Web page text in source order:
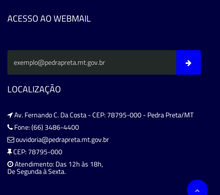
ACESSO AO WEBMAIL
LOCALIZAÇÃO
Av. Fernando C. Da Costa - CEP: 78795-000 - Pedra Preta/MT
Fone: (66) 3486-4400
ouvidoria@pedrapreta.mt.gov.br
CEP: 78795-000
Atendimento: Das 12h às 18h,
De Segunda à Sexta.